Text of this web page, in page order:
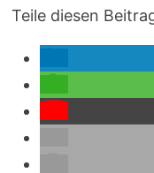
Teile diesen